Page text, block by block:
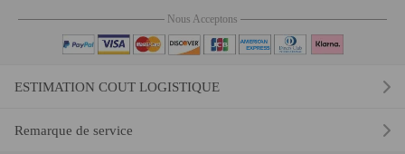
Nous Acceptons
ESTIMATION COUT LOGISTIQUE
Remarque de service